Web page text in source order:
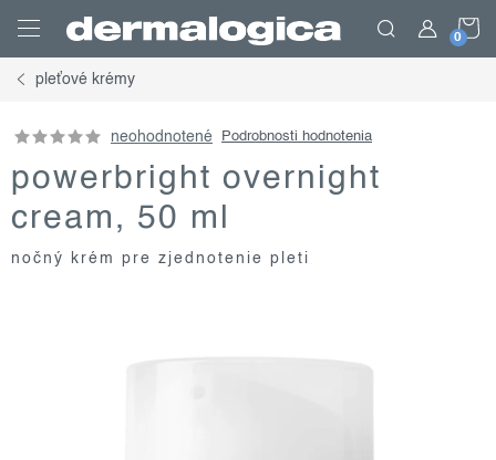
obsah
pleťové krémy
neohodnotené Podrobnosti hodnotenia
powerbright overnight
cream, 50 ml
nočný krém pre zjednotenie pleti